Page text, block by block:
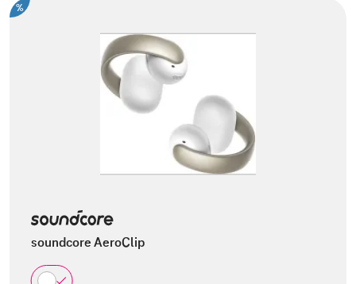
%
soundcore AeroClip